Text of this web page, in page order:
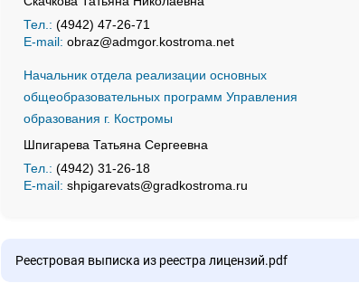
Тел.: (4942) 47-26-71
E-mail: obraz@admgor.kostroma.net
Начальник отдела реализации основных
общеобразовательных программ Управления
образования г. Костромы
Шпигарева Татьяна Сергеевна
Тел.: (4942) 31-26-18
E-mail: shpigarevats@gradkostroma.ru
Реестровая выписка из реестра лицензий.pdf